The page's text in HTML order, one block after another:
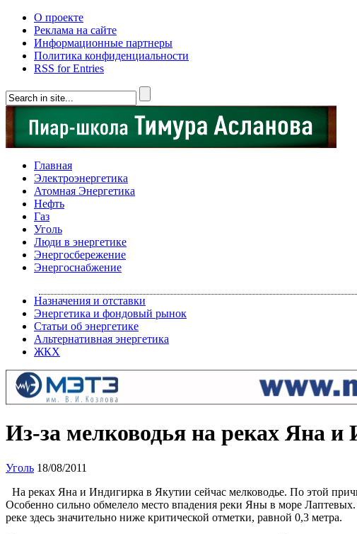
О проекте
Реклама на сайте
Информационные партнеры
Политика конфиденциальности
RSS for Entries
Главная
Электроэнергетика
Атомная Энергетика
Нефть
Газ
Уголь
Люди в энергетике
Энергосбережение
Энергоснабжение
Назначения и отставки
Энергетика и фондовый рынок
Статьи об энергетике
Альтернативная энергетика
ЖКХ
Из-за мелководья на реках Яна и
Уголь 18/08/2011
На реках Яна и Индигирка в Якутии сейчас мелководье. По этой
Особенно сильно обмелело место впадения реки Яны в море
реке здесь значительно ниже критической отметки, равной 0,3 метра.